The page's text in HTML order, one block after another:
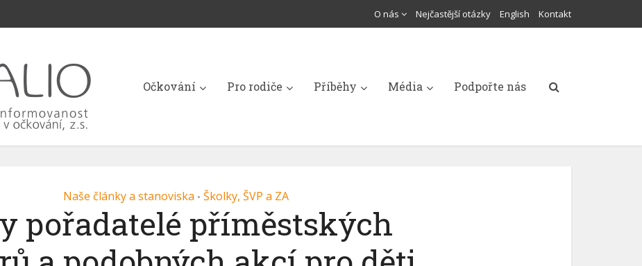
O nás Nejčastější otázky English Kontakt
Očkování Pro rodiče Příběhy Média Podpořte nás
Naše články a stanoviska • Školky, ŠVP a ZA
pořadatelé příměstských